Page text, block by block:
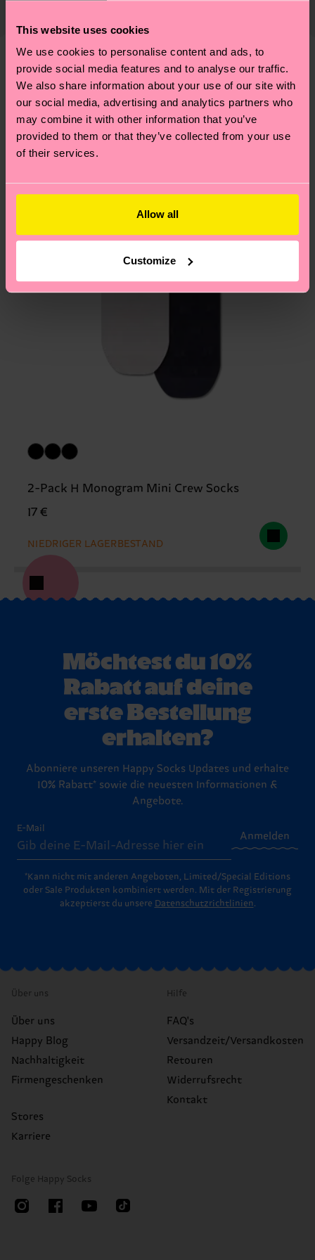
This website uses cookies
We use cookies to personalise content and ads, to
provide social media features and to analyse our traffic.
We also share information about your use of our site with
our social media, advertising and analytics partners who
may combine it with other information that you’ve
provided to them or that they’ve collected from your use
of their services.
Allow all
Customize
Weitere Informationen sowie Tipps und Tricks
findest du auf unsererNachhaltigkeitsseite.
findest duhier. Die Lieferzeit beginnt sobald
deine Bestellung versandt wurde. Bitte bedenke,
dass es sich hierbei um einen Richtwert handelt
und die genaue Lieferzeit von der lokalen Post in
deinem Land abhängt.
Du hast Fragen zu einer Retoure? In unserem
Hilfebereich im Artikel
Ähnliche muster
2-Pack H Monogram Mini Crew Socks
17 €
NIEDRIGER LAGERBESTAND
Möchtest du 10%
Rabatt auf deine
erste Bestellung
erhalten?
Abonniere unseren Happy Socks Updates und erhalte
10% Rabatt* sowie die neuesten Informationen &
Angebote.
E-Mail
Anmelden
*Kann nicht mit anderen Angeboten, Limited/Special Editions
oder Sale Produkten kombiniert werden. Mit der Registrierung
akzeptierst du unsere Datenschutzrichtlinien.
Über uns
Über uns
Happy Blog
Nachhaltigkeit
Firmengeschenken
Stores
Karriere
Hilfe
FAQ's
Versandzeit/Versandkosten
Retouren
Widerrufsrecht
Kontakt
Folge Happy Socks